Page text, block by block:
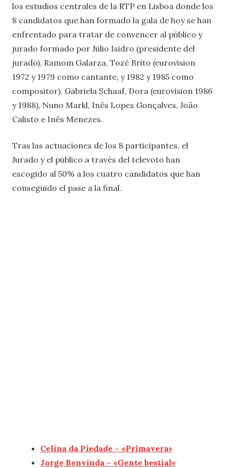
los estudios centrales de la RTP en Lisboa donde los
8 candidatos que han formado la gala de hoy se han
enfrentado para tratar de convencer al público y
jurado formado por Júlio Isidro (presidente del
jurado), Ramom Galarza, Tozé Brito (eurovision
1972 y 1979 como cantante, y 1982 y 1985 como
compositor), Gabriela Schaaf, Dora (eurovision 1986
y 1988), Nuno Markl, Inês Lopes Gonçalves, João
Calisto e Inês Menezes.
Tras las actuaciones de los 8 participantes, el
Jurado y el público a través del televoto han
escogido al 50% a los cuatro candidatos que han
conseguido el pase a la final.
Celina da Piedade – «Primavera»
Jorge Benvinda – «Gente bestial»